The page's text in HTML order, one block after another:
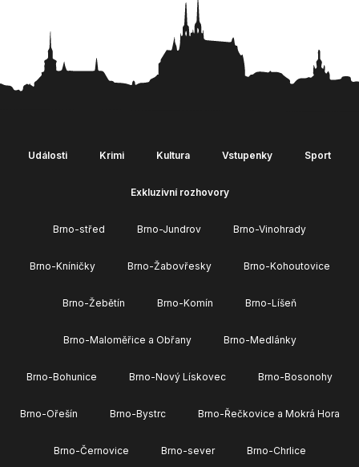
Události Krimi Kultura Vstupenky Sport
Exkluzivní rozhovory
Brno-střed Brno-Jundrov Brno-Vinohrady
Brno-Kníničky Brno-Žabovřesky Brno-Kohoutovice
Brno-Žebětín Brno-Komín Brno-Líšeň
Brno-Maloměřice a Obřany Brno-Medlánky
Brno-Bohunice Brno-Nový Lískovec Brno-Bosonohy
Brno-Ořešín Brno-Bystrc Brno-Řečkovice a Mokrá Hora
Brno-Černovice Brno-sever Brno-Chrlice